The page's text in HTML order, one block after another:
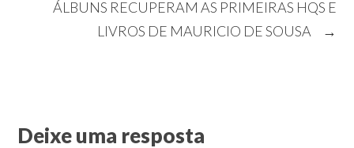
ÁLBUNS RECUPERAM AS PRIMEIRAS HQS E
LIVROS DE MAURICIO DE SOUSA
→
Deixe uma resposta